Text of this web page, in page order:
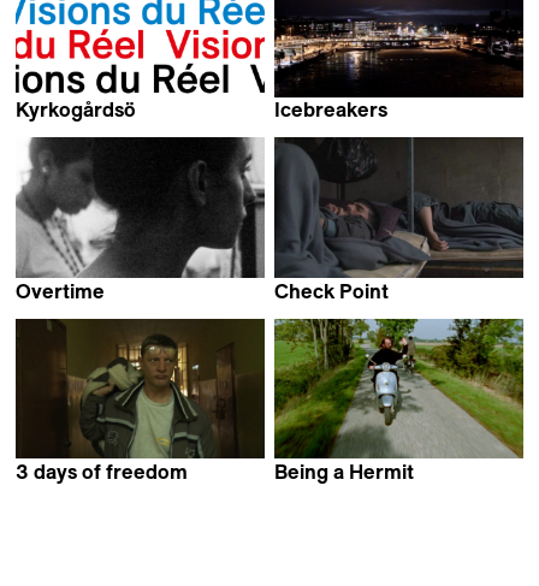
Kyrkogårdsö
Icebreakers
Overtime
Check Point
3 days of freedom
Being a Hermit